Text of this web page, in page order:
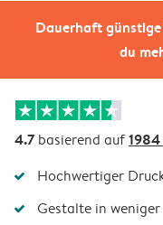
Dauerhaft
du
4.7 basierend auf
Hochwertiger
Gestalte in